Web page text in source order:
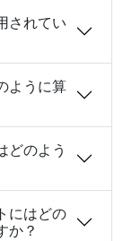
されてい
ように算
どのよう
にはどの
か？